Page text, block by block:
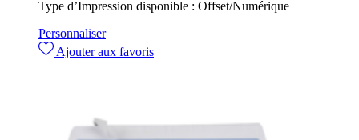
Type d’Impression disponible : Offset/Numérique
Personnaliser
Ajouter aux favoris